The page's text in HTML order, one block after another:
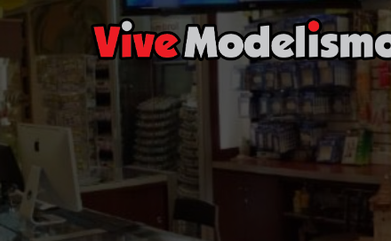
Saltar
contenido